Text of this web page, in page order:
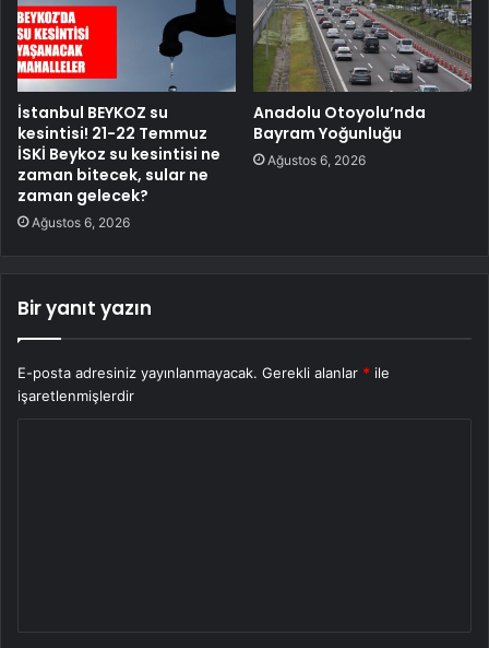
İstanbul BEYKOZ su
kesintisi! 21-22 Temmuz
İSKİ Beykoz su kesintisi ne
zaman bitecek, sular ne
zaman gelecek?
Ağustos 6, 2026
Anadolu Otoyolu’nda
Bayram Yoğunluğu
Ağustos 6, 2026
Bir yanıt yazın
E-posta adresiniz yayınlanmayacak. Gerekli alanlar * ile
işaretlenmişlerdir